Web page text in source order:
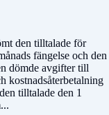
den tilltalade för
fängelse och den
dömde avgifter till
kostnadsåterbetalning
tilltalade den 1